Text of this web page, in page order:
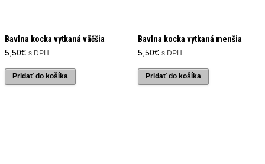
Bavlna kocka vytkaná väčšia
5,50€ s DPH
Pridať do košíka
Bavlna kocka vytkaná menšia
5,50€ s DPH
Pridať do košíka